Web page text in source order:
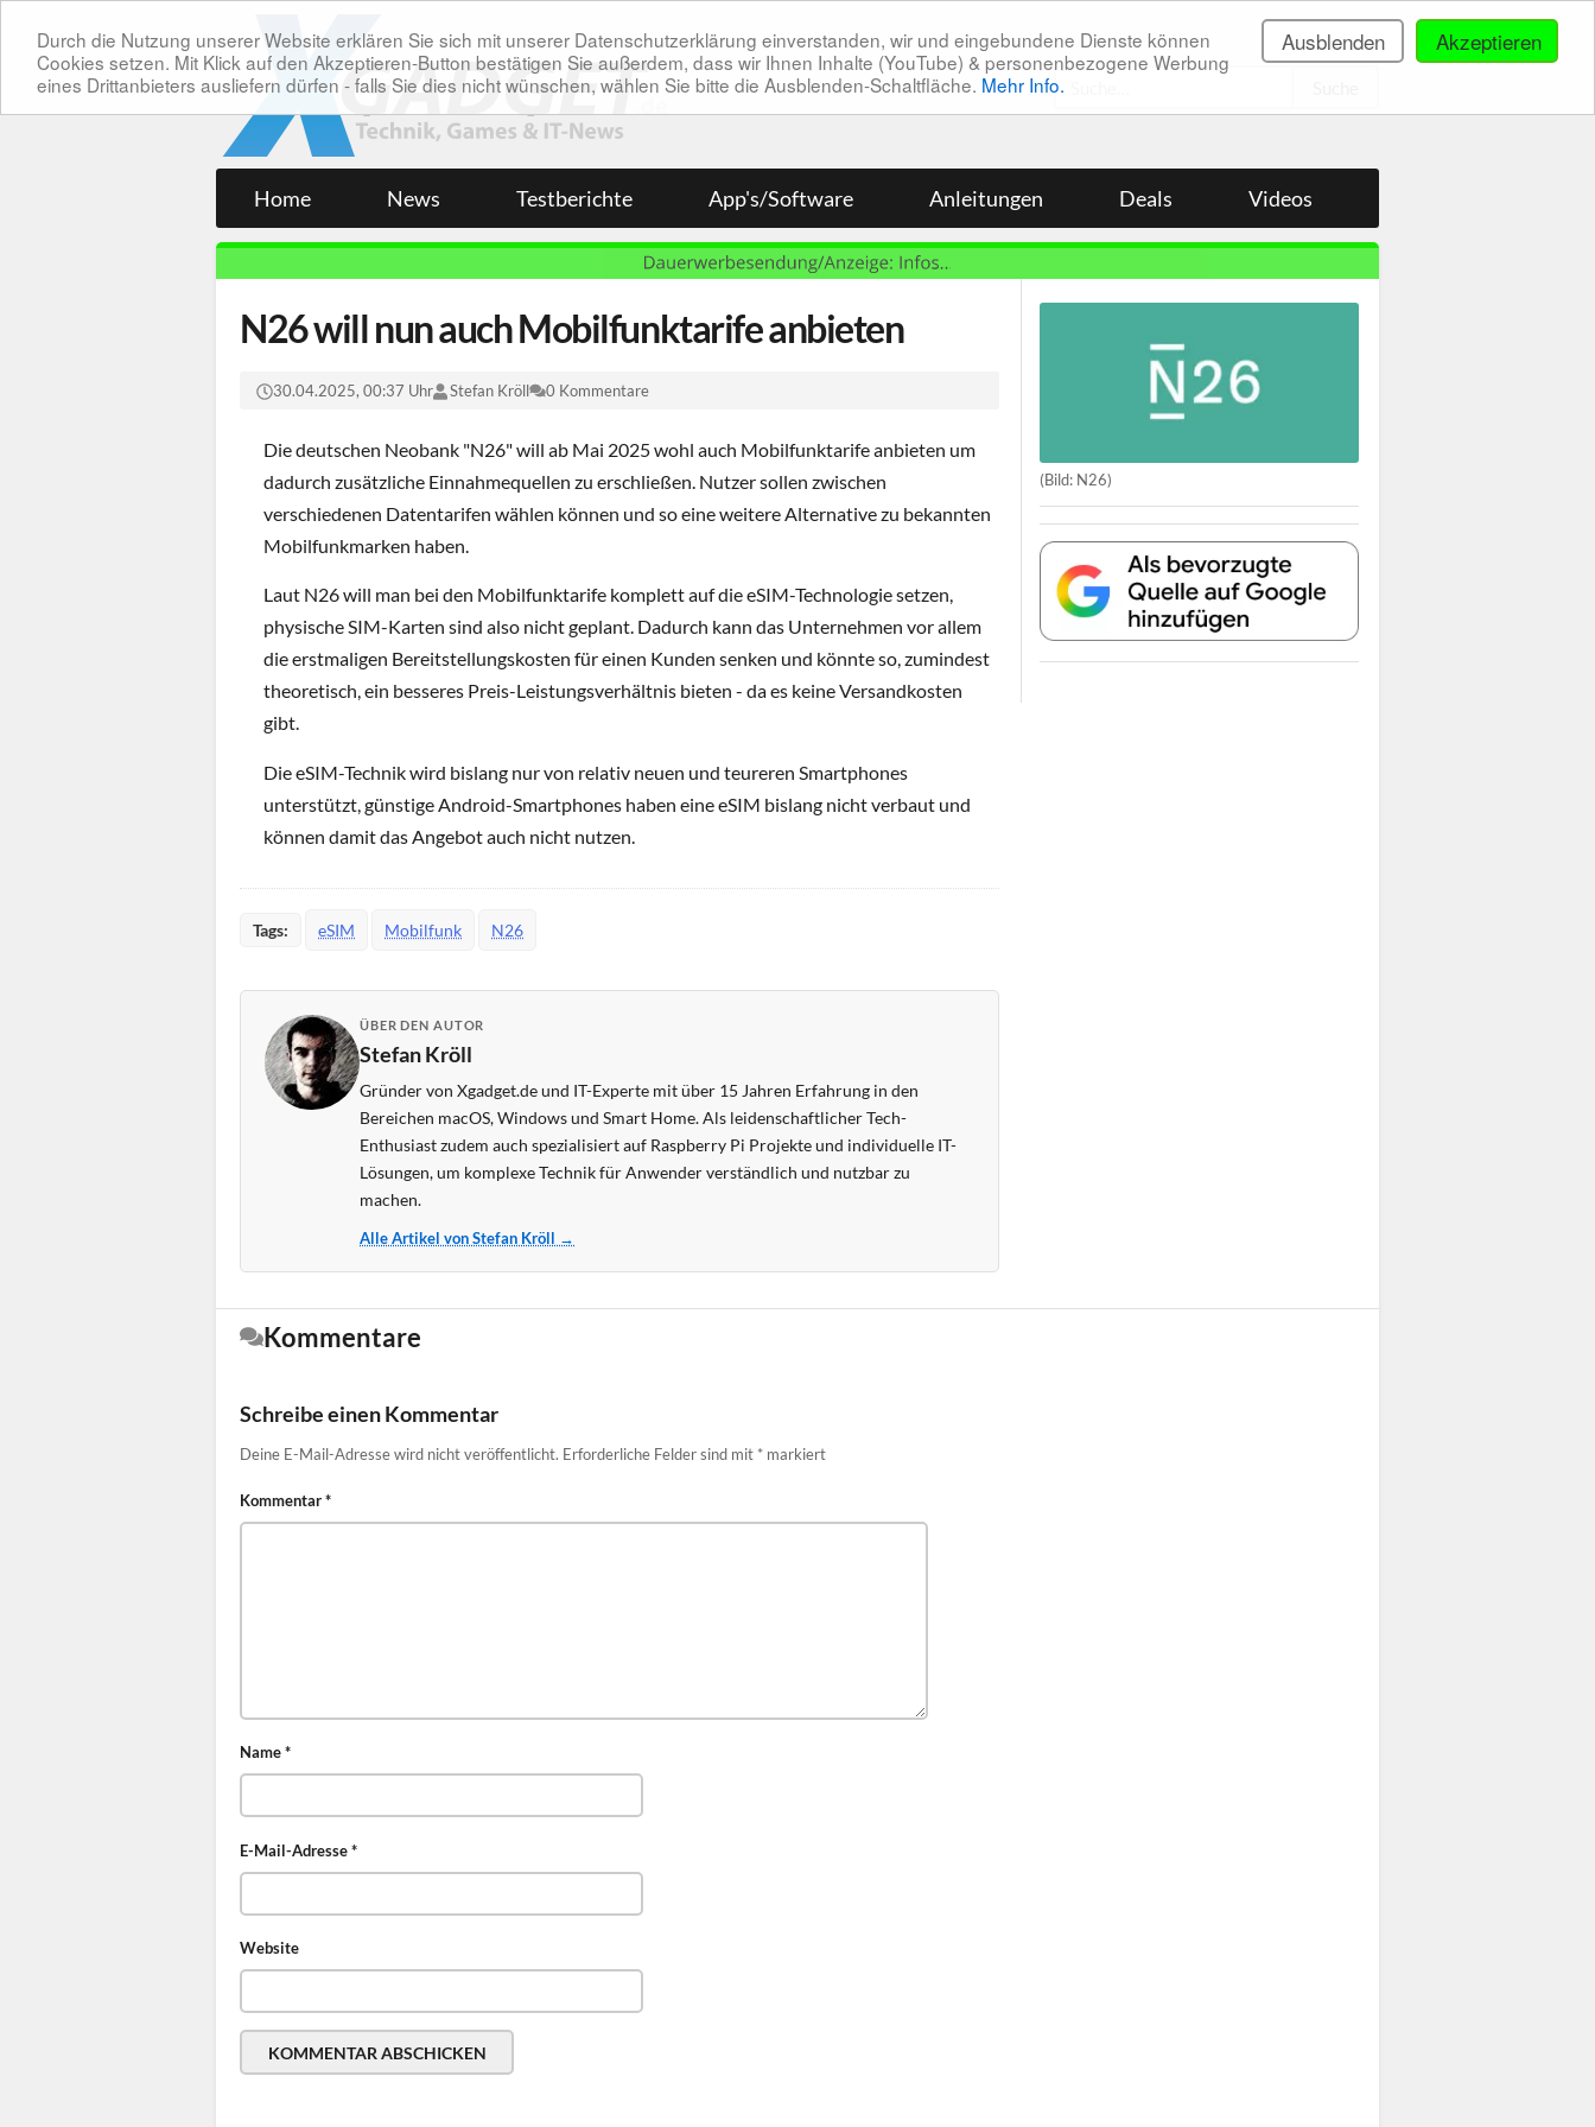
Akzeptieren
Ausblenden
Durch die Nutzung unserer Website erklären Sie sich mit unserer Datenschutzerklärung einverstanden, wir und eingebundene Dienste können
Cookies setzen. Mit Klick auf den Akzeptieren-Button bestätigen Sie außerdem, dass wir Ihnen Inhalte (YouTube) & personenbezogene Werbung
eines Drittanbieters ausliefern dürfen - falls Sie dies nicht wünschen, wählen Sie bitte die Ausblenden-Schaltfläche. Mehr Info.
Home News Testberichte App's/Software Anleitungen Deals Videos
N26 will nun auch Mobilfunktarife anbieten
30.04.2025, 00:37 Uhr Stefan Kröll 0 Kommentare
Die deutschen Neobank "N26" will ab Mai 2025 wohl auch Mobilfunktarife anbieten um
dadurch zusätzliche Einnahmequellen zu erschließen. Nutzer sollen zwischen
verschiedenen Datentarifen wählen können und so eine weitere Alternative zu bekannten
Mobilfunkmarken haben.
Laut N26 will man bei den Mobilfunktarife komplett auf die eSIM-Technologie setzen,
physische SIM-Karten sind also nicht geplant. Dadurch kann das Unternehmen vor allem
die erstmaligen Bereitstellungskosten für einen Kunden senken und könnte so, zumindest
theoretisch, ein besseres Preis-Leistungsverhältnis bieten - da es keine Versandkosten
gibt.
Die eSIM-Technik wird bislang nur von relativ neuen und teureren Smartphones
unterstützt, günstige Android-Smartphones haben eine eSIM bislang nicht verbaut und
können damit das Angebot auch nicht nutzen.
Tags: eSIM Mobilfunk N26
ÜBER DEN AUTOR
Stefan Kröll
Gründer von Xgadget.de und IT-Experte mit über 15 Jahren Erfahrung in den
Bereichen macOS, Windows und Smart Home. Als leidenschaftlicher Tech-
Enthusiast zudem auch spezialisiert auf Raspberry Pi Projekte und individuelle IT-
Lösungen, um komplexe Technik für Anwender verständlich und nutzbar zu
machen.
Alle Artikel von Stefan Kröll →
(Bild: N26)
Kommentare
Schreibe einen Kommentar
Deine E-Mail-Adresse wird nicht veröffentlicht. Erforderliche Felder sind mit * markiert
Kommentar*
Name*
E-Mail-Adresse*
Website